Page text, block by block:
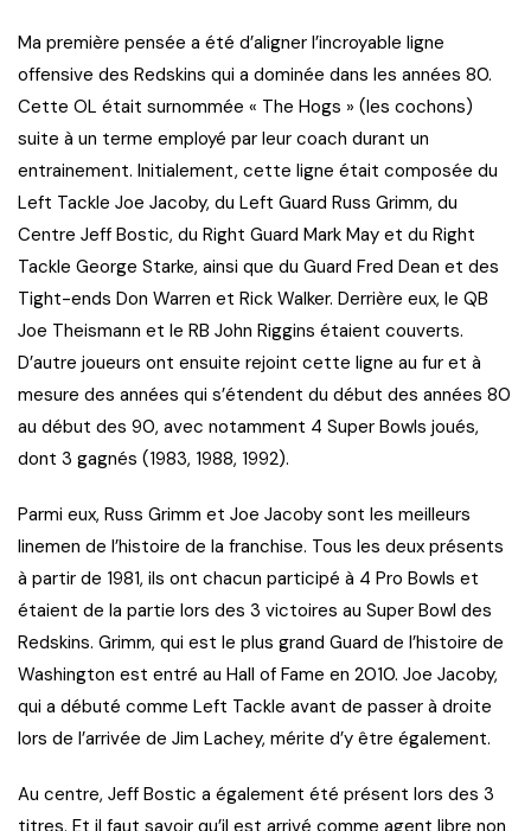
Ma première pensée a été d’aligner l’incroyable ligne
offensive des Redskins qui a dominée dans les années 80.
Cette OL était surnommée « The Hogs » (les cochons)
suite à un terme employé par leur coach durant un
entrainement. Initialement, cette ligne était composée du
Left Tackle Joe Jacoby, du Left Guard Russ Grimm, du
Centre Jeff Bostic, du Right Guard Mark May et du Right
Tackle George Starke, ainsi que du Guard Fred Dean et des
Tight-ends Don Warren et Rick Walker. Derrière eux, le QB
Joe Theismann et le RB John Riggins étaient couverts.
D’autre joueurs ont ensuite rejoint cette ligne au fur et à
mesure des années qui s’étendent du début des années 80
au début des 90, avec notamment 4 Super Bowls joués,
dont 3 gagnés (1983, 1988, 1992).
Parmi eux, Russ Grimm et Joe Jacoby sont les meilleurs
linemen de l’histoire de la franchise. Tous les deux présents
à partir de 1981, ils ont chacun participé à 4 Pro Bowls et
étaient de la partie lors des 3 victoires au Super Bowl des
Redskins. Grimm, qui est le plus grand Guard de l’histoire de
Washington est entré au Hall of Fame en 2010. Joe Jacoby,
qui a débuté comme Left Tackle avant de passer à droite
lors de l’arrivée de Jim Lachey, mérite d’y être également.
Au centre, Jeff Bostic a également été présent lors des 3
titres. Et il faut savoir qu’il est arrivé comme agent libre non